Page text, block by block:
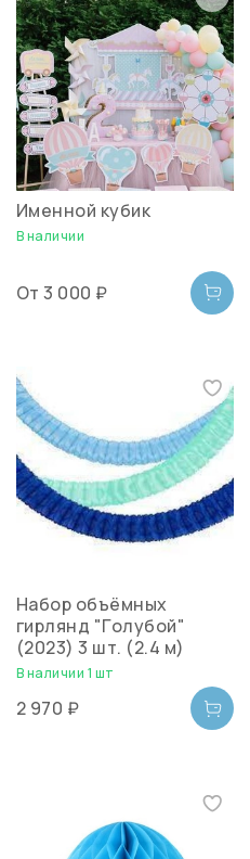
Именной кубик
В наличии
От 3 000 ₽
Набор объёмных
гирлянд "Голубой"
(2023) 3 шт. (2.4 м)
В наличии 1 шт
2 970 ₽